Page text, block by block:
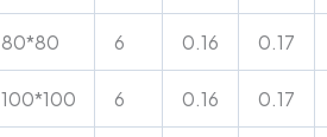
80*80 6 0.16 0.17
100*100 6 0.16 0.17